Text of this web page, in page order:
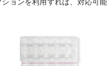
ションを利用すれば、対応可